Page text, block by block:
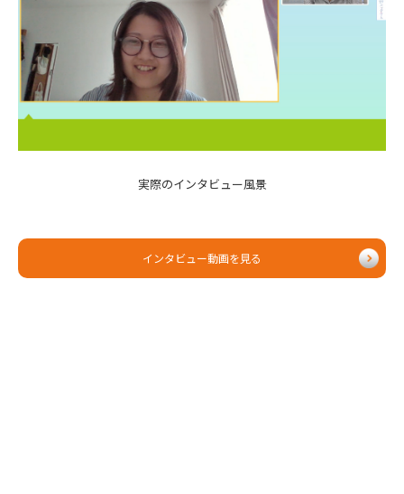
実際のインタビュー風景
インタビュー動画を見る